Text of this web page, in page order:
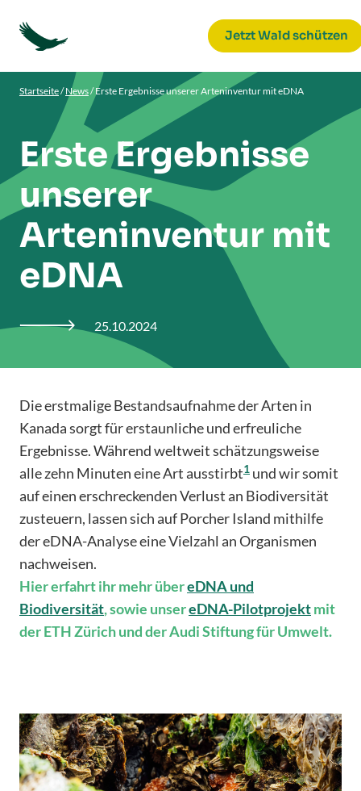
Jetzt Wald schützen
Startseite/News/Erste Ergebnisse unserer Arteninventur mit eDNA
Erste Ergebnisse
unserer
Arteninventur mit
eDNA
 25.10.2024
Die erstmalige Bestandsaufnahme der Arten in
Kanada sorgt für erstaunliche und erfreuliche
Ergebnisse. Während weltweit schätzungsweise
alle zehn Minuten eine Art ausstirbt1 und wir somit
auf einen erschreckenden Verlust an Biodiversität
zusteuern, lassen sich auf Porcher Island mithilfe
der eDNA-Analyse eine Vielzahl an Organismen
nachweisen.
Hier erfahrt ihr mehr übereDNA und
Biodiversität, sowie unsereDNA-Pilotprojektmit
der ETH Zürich und der Audi Stiftung für Umwelt.